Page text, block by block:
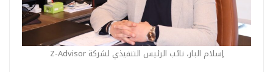
إسلام الباز، نائب الرئيس التنفيذي لشركة Z-Advisor